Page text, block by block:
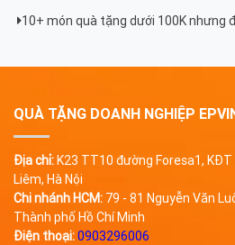
10+ món quà tặng dưới 100K nhưng
QUÀ TẶNG DOANH NGHIỆP
Địa chỉ:K23 TT10 đường Foresa1,
Liêm, Hà Nội
Chi nhánh HCM: 79 - 81 Nguyễn Văn
Thành phố Hồ Chí Minh
Điện thoại:0903296006